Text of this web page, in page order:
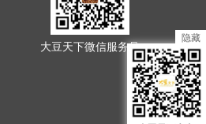
隐藏
大豆天下微信服务号